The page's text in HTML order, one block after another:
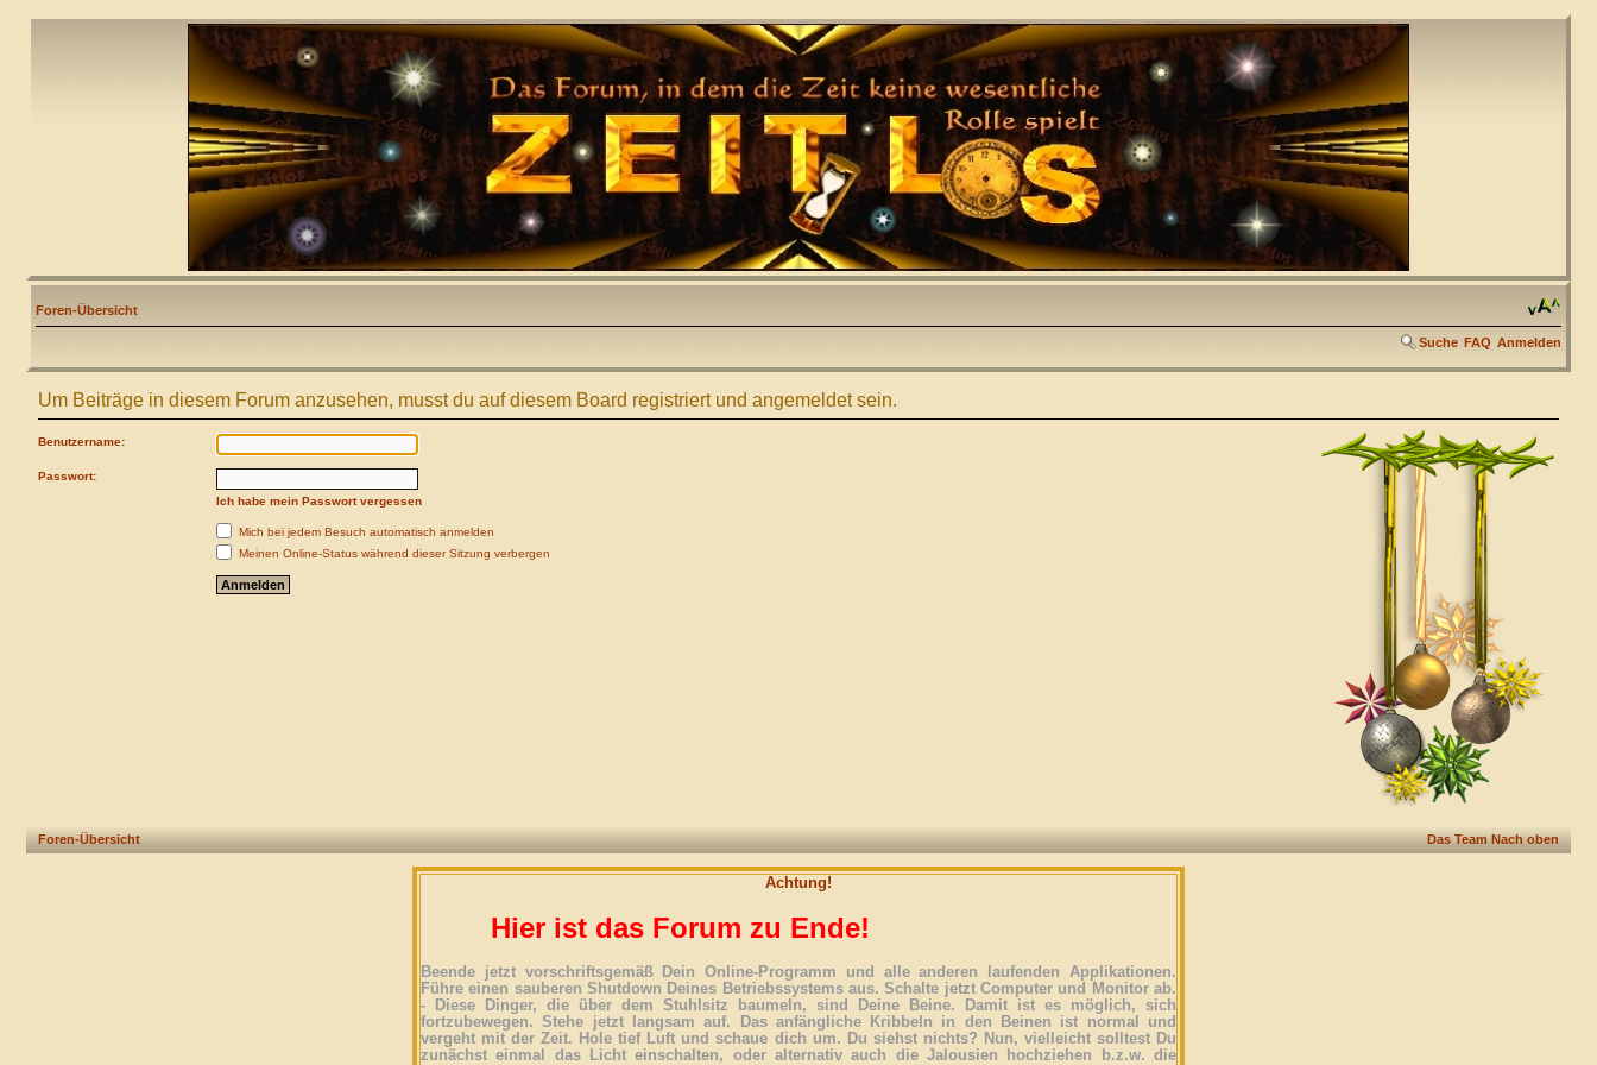
Foren-Übersicht
Suche FAQ Anmelden
Um Beiträge in diesem Forum anzusehen, musst du auf diesem Board registriert und angemeldet sein.
Benutzername:
Passwort:
Ich habe mein Passwort vergessen
Mich bei jedem Besuch automatisch anmelden
Meinen Online-Status während dieser Sitzung verbergen
Foren-Übersicht Das Team Nach oben
Achtung!
Hier ist das Forum zu Ende!
Beende jetzt vorschriftsgemäß Dein Online-Programm und alle anderen laufenden Applikationen.
Führe einen sauberen Shutdown Deines Betriebssystems aus. Schalte jetzt Computer und Monitor ab.
- Diese Dinger, die über dem Stuhlsitz baumeln, sind Deine Beine. Damit ist es möglich, sich
fortzubewegen. Stehe jetzt langsam auf. Das anfängliche Kribbeln in den Beinen ist normal und
vergeht mit der Zeit. Hole tief Luft und schaue dich um. Du siehst nichts? Nun, vielleicht solltest Du
zunächst einmal das Licht einschalten, oder alternativ auch die Jalousien hochziehen b.z.w. die